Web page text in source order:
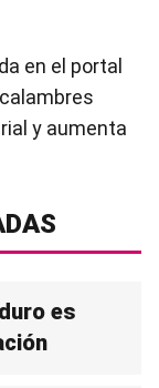
en el portal
y aumenta
es